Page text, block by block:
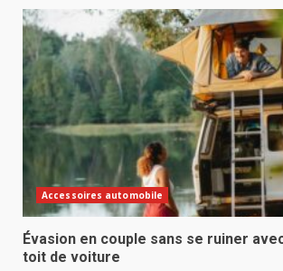
Accessoires automobile
Évasion en couple sans se ruiner
toit de voiture